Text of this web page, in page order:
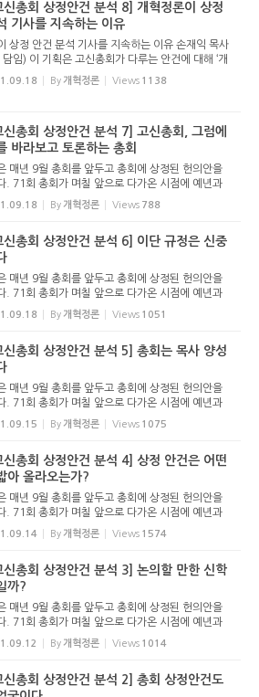
신총회 상정안건 분석 8] 개혁정론이 상정
기사를 지속하는 이유
상정 안건 분석 기사를 지속하는 이유 손재익 목사
임) 이 기획은 고신총회가 다루는 안건에 대해 ‘개
과 장로회 정치’의 관점에서 바르게 분석하는 기사
이 어떠한 내용인지, 어떻게 결의하는 것인지...
By 개혁정론 Views 1138
총회 상정안건 분석 7] 고신총회, 그럼에
바라보고 토론하는 총회
매년 9월 총회를 앞두고 총회에 상정된 헌의안을
. 71회 총회가 며칠 앞으로 다가온 시점에 예년과
분석 기사를 올립니다. 이 기사를 통해 71회 총회
보고, 기도하는 독자들이 되시길 기대합니다. - 편집
By 개혁정론 Views 788
신총회 상정안건 분석 6] 이단 규정은 신중
매년 9월 총회를 앞두고 총회에 상정된 헌의안을
. 71회 총회가 며칠 앞으로 다가온 시점에 예년과
분석 기사를 올립니다. 이 기사를 통해 71회 총회
보고, 기도하는 독자들이 되시길 기대합니다. - 편집
By 개혁정론 Views 1051
신총회 상정안건 분석 5] 총회는 목사 양성
매년 9월 총회를 앞두고 총회에 상정된 헌의안을
. 71회 총회가 며칠 앞으로 다가온 시점에 예년과
분석 기사를 올립니다. 이 기사를 통해 71회 총회
보고, 기도하는 독자들이 되시길 기대합니다. - 편집
By 개혁정론 Views 1075
신총회 상정안건 분석 4] 상정 안건은 어떤
아 올라오는가?
매년 9월 총회를 앞두고 총회에 상정된 헌의안을
. 71회 총회가 며칠 앞으로 다가온 시점에 예년과
분석 기사를 올립니다. 이 기사를 통해 71회 총회
보고, 기도하는 독자들이 되시길 기대합니다. - 편집
By 개혁정론 Views 1574
신총회 상정안건 분석 3] 논의할 만한 신학
까?
매년 9월 총회를 앞두고 총회에 상정된 헌의안을
. 71회 총회가 며칠 앞으로 다가온 시점에 예년과
분석 기사를 올립니다. 이 기사를 통해 71회 총회
보고, 기도하는 독자들이 되시길 기대합니다. - 편집
By 개혁정론 Views 1014
신총회 상정안건 분석 2] 총회 상정안건도